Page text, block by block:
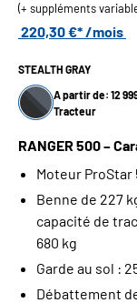
(+ suppléments
220,30 €* /mois
STEALTH GRAY
A partir de: 12
Tracteur
RANGER 500 –
Moteur ProStar
Benne de 227
capacité de
680 kg
Garde au sol :
Débattement